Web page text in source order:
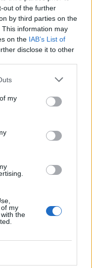
out of the further
by third parties on the
This information may
on the IAB’s List of
disclose it to other
my
my
the
documentary
των Oasis
την επανένωση
“Oasis Live